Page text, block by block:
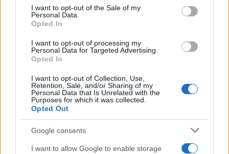
consent section.
I want to opt-out of the Sale of my
Personal Data.
Opted In
I want to opt-out of processing my
Personal Data for Targeted Advertising.
Opted In
I want to opt-out of Collection, Use,
Retention, Sale, and/or Sharing of my
Personal Data that Is Unrelated with the
Purposes for which it was collected.
Opted Out
Google consents
I want to allow Google to enable storage
Continua a leggere
FANATISMO TECH